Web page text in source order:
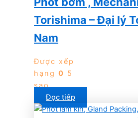
Torishima – Đại lý
Nam
Được xếp
hạng 0 5
sao
Đọc tiếp